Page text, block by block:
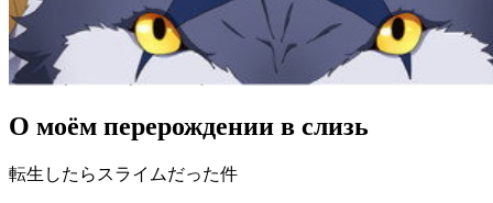
О моём перерождении в слизь
転生したらスライムだった件